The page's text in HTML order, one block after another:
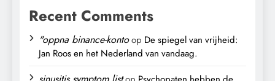
Recent Comments
"oppna binance-kontoop De spiegel van vrijheid:
Jan Roos en het Nederland van vandaag.